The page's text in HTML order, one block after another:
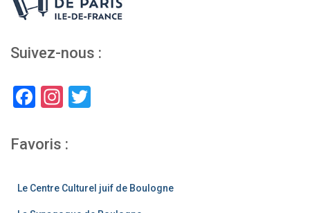
Suivez-nous :
F
c
b
o
In
a
a
m
Favoris :
Le Centre Culturel juif de Boulogne